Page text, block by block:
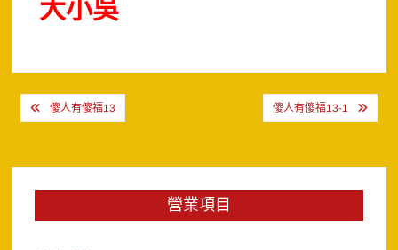
大小吳
文
導
覽
傻人有傻福13 傻人有傻福13-1
營業項目